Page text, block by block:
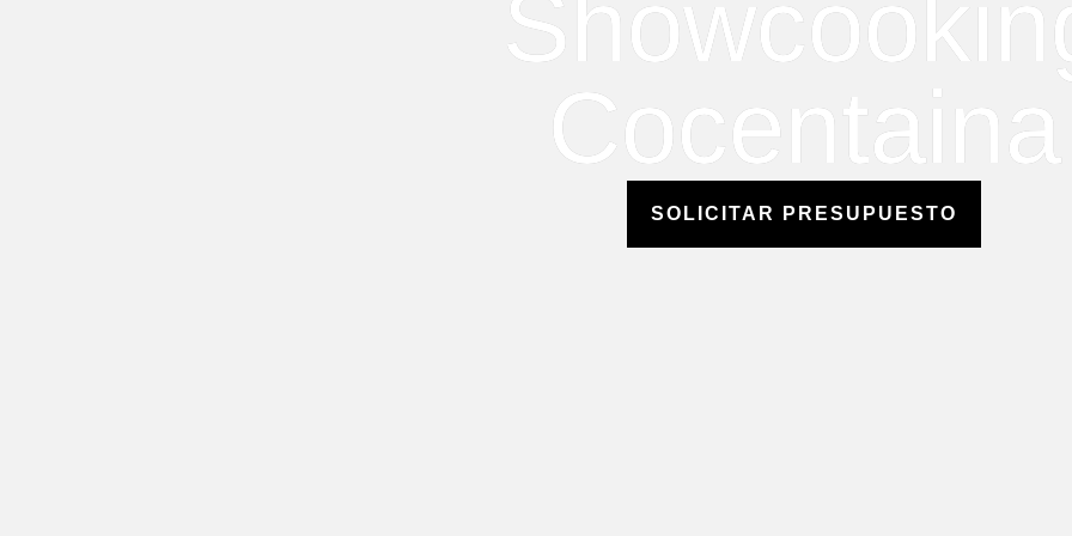
Cocentaina
SOLICITAR PRESUPUESTO